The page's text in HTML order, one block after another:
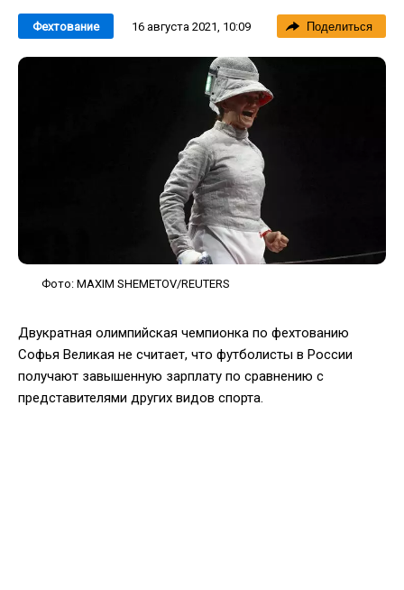
Фехтование 16 августа 2021, 10:09 Поделиться
Фото: MAXIM SHEMETOV/REUTERS
Двукратная олимпийская чемпионка по фехтованию
Софья Великая не считает, что футболисты в России
получают завышенную зарплату по сравнению с
представителями других видов спорта.